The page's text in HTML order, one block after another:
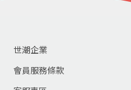
世潮企業
會員服務條款